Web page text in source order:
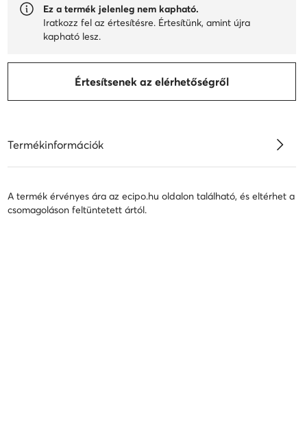
Ez a termék jelenleg nem kapható.
Iratkozz fel az értesítésre. Értesítünk, amint újra
kapható lesz.
Értesítsenek az elérhetőségről
Termékinformációk
A termék érvényes ára az ecipo.hu oldalon található, és eltérhet a
csomagoláson feltüntetett ártól.